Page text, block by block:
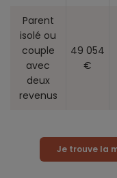
Parent
isolé ou
couple
avec
deux
revenus
49 054
€
Je trouve la